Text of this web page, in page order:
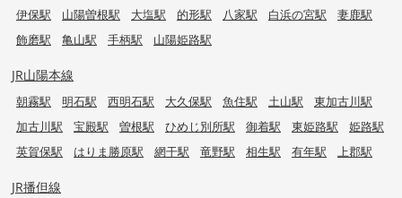
伊保駅
山陽曽根駅 大塩駅 的形駅 八家駅 白浜の宮駅
妻鹿駅
飾磨駅
亀山駅 手柄駅 山陽姫路駅
JR山陽本線
朝霧駅 明石駅 西明石駅 大久保駅 魚住駅 土山駅
東加古川駅
加古川駅
宝殿駅 曽根駅 ひめじ別所駅 御着駅 東姫路駅
姫路駅
英賀保駅
はりま勝原駅 網干駅 竜野駅 相生駅 有年駅 上郡駅
JR播但線